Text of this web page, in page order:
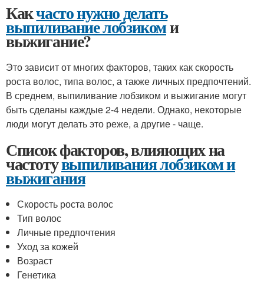
Какчасто нужно делать
выпиливание лобзикоми
выжигание?
Это зависит от многих факторов, таких как скорость
роста волос, типа волос, а также личных предпочтений.
В среднем, выпиливание лобзиком и выжигание могут
быть сделаны каждые 2-4 недели. Однако, некоторые
люди могут делать это реже, а другие - чаще.
Список факторов, влияющих на
частотувыпиливания лобзиком и
выжигания
Скорость роста волос
Тип волос
Личные предпочтения
Уход за кожей
Возраст
Генетика